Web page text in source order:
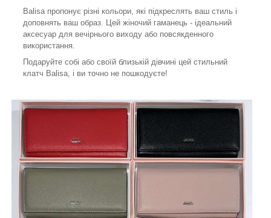
Balisa пропонує різні кольори, які підкреслять ваш стиль і
доповнять ваш образ. Цей жіночий гаманець - ідеальний
аксесуар для вечірнього виходу або повсякденного
використання.
Подаруйте собі або своїй близькій дівчині цей стильний
клатч Balisa, і ви точно не пошкодуєте!